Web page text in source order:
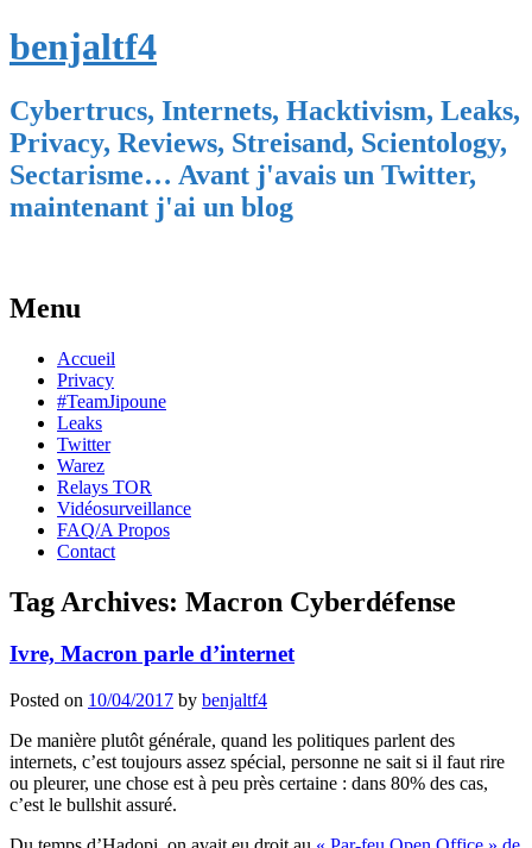
benjaltf4
Cybertrucs, Internets, Hacktivism, Leaks,
Privacy, Reviews, Streisand, Scientology,
Sectarisme… Avant j'avais un Twitter,
maintenant j'ai un blog
Menu
Skip
content
Accueil
Privacy
#TeamJipoune
Leaks
Twitter
Warez
Relays TOR
Vidéosurveillance
FAQ/A Propos
Contact
Tag Archives: Macron Cyberdéfense
Ivre, Macron parle d’internet
Posted on 10/04/2017 by benjaltf4
De manière plutôt générale, quand les politiques parlent des
internets, c’est toujours assez spécial, personne ne sait si il faut rire
ou pleurer, une chose est à peu près certaine : dans 80% des cas,
c’est le bullshit assuré.